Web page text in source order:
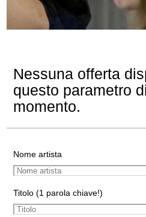
Nessuna offerta
questo parametro
momento.
Nome artista
Titolo (1 parola chiave!)